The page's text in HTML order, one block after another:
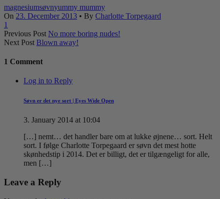
magnesiumsøvnyummy mummy
On 23. December 2013 • By Charlotte Torpegaard
1
Previous Post No more boring nudes!
Next Post Blown away!
1 Comment
Log in to Reply
Søvn er det nye sort | Eyes Wide Open
3. January 2014 at 10:04
[…] nemt… det handler bare om at lukke øjnene… sort. Helt
sort. I følge Charlotte Torpegaard er søvn det mest hotte
skønhedstip i 2014. Det er billigt, det er tilgængeligt for alle,
men […]
Leave a Reply